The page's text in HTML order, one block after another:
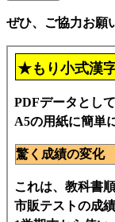
ぜひ、ご協力お願